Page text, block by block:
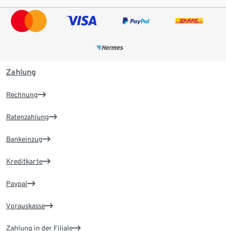
Zahlung
Rechnung
Ratenzahlung
Bankeinzug
Kreditkarte
Paypal
Vorauskasse
Zahlung in der Filiale